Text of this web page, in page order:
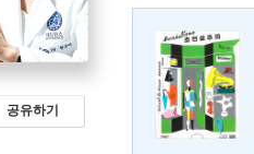
공유하기